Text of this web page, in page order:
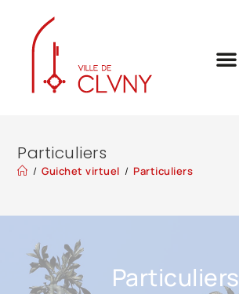
Particuliers
/ Guichet virtuel / Particuliers
Particuliers